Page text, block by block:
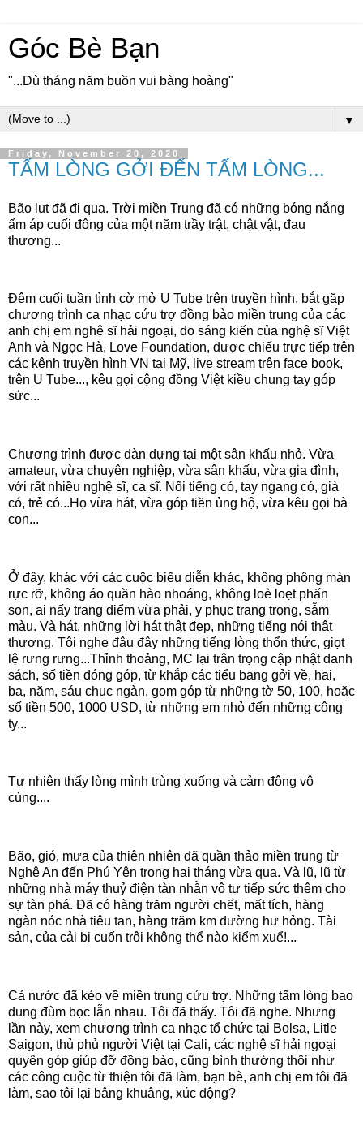
Góc Bè Bạn
"...Dù tháng năm buồn vui bàng hoàng"
▼
Friday, November 20, 2020
TẤM LÒNG GỞI ĐẾN TẤM LÒNG...
Bão lụt đã đi qua. Trời miền Trung đã có những bóng nắng
ấm áp cuối đông của một năm trầy trật, chật vật, đau
thương...
Đêm cuối tuần tình cờ mở U Tube trên truyền hình, bắt gặp
chương trình ca nhạc cứu trợ đồng bào miền trung của các
anh chị em nghệ sĩ hải ngoại, do sáng kiến của nghệ sĩ Việt
Anh và Ngọc Hà, Love Foundation, được chiếu trực tiếp trên
các kênh truyền hình VN tại Mỹ, live stream trên face book,
trên U Tube..., kêu gọi cộng đồng Việt kiều chung tay góp
sức...
Chương trình được dàn dựng tại một sân khấu nhỏ. Vừa
amateur, vừa chuyên nghiệp, vừa sân khấu, vừa gia đình,
với rất nhiều nghệ sĩ, ca sĩ. Nổi tiếng có, tay ngang có, già
có, trẻ có...Họ vừa hát, vừa góp tiền ủng hộ, vừa kêu gọi bà
con...
Ở đây, khác với các cuộc biểu diễn khác, không phông màn
rực rỡ, không áo quần hào nhoáng, không loè loẹt phấn
son, ai nấy trang điểm vừa phải, y phục trang trọng, sẫm
màu. Và hát, những lời hát thật đẹp, những tiếng nói thật
thương. Tôi nghe đâu đây những tiếng lòng thổn thức, giọt
lệ rưng rưng...Thỉnh thoảng, MC lại trân trọng cập nhật danh
sách, số tiền đóng góp, từ khắp các tiểu bang gởi về, hai,
ba, năm, sáu chục ngàn, gom góp từ những tờ 50, 100, hoặc
số tiền 500, 1000 USD, từ những em nhỏ đến những công
ty...
Tự nhiên thấy lòng mình trùng xuống và cảm động vô
cùng....
Bão, gió, mưa của thiên nhiên đã quần thảo miền trung từ
Nghệ An đến Phú Yên trong hai tháng vừa qua. Và lũ, lũ từ
những nhà máy thuỷ điện tàn nhẫn vô tư tiếp sức thêm cho
sự tàn phá. Đã có hàng trăm người chết, mất tích, hàng
ngàn nóc nhà tiêu tan, hàng trăm km đường hư hỏng. Tài
sản, của cải bị cuốn trôi không thể nào kiểm xuể!...
Cả nước đã kéo về miền trung cứu trợ. Những tấm lòng bao
dung đùm bọc lẫn nhau. Tôi đã thấy. Tôi đã nghe. Nhưng
lần này, xem chương trình ca nhạc tổ chức tại Bolsa, Litle
Saigon, thủ phủ người Việt tại Cali, các nghệ sĩ hải ngoại
quyên góp giúp đỡ đồng bào, cũng bình thường thôi như
các công cuộc từ thiện tôi đã làm, bạn bè, anh chị em tôi đã
làm, sao tôi lại bâng khuâng, xúc động?